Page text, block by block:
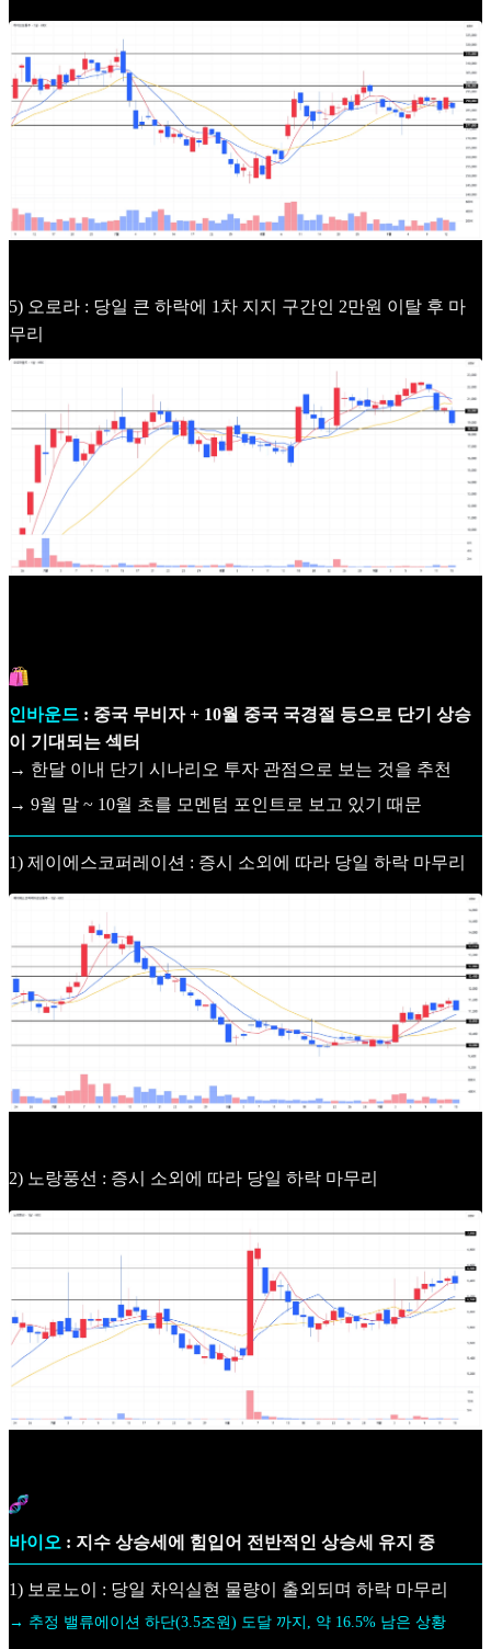
5) 오로라 : 당일 큰 하락에 1차 지지 구간인 2만원 이탈 후 마
무리
인바운드 : 중국 무비자 + 10월 중국 국경절 등으로 단기 상승
이 기대되는 섹터
→ 한달 이내 단기 시나리오 투자 관점으로 보는 것을 추천
→ 9월 말 ~ 10월 초를 모멘텀 포인트로 보고 있기 때문
1) 제이에스코퍼레이션 : 증시 소외에 따라 당일 하락 마무리
2) 노랑풍선 : 증시 소외에 따라 당일 하락 마무리
바이오 : 지수 상승세에 힘입어 전반적인 상승세 유지 중
1) 보로노이 : 당일 차익실현 물량이 출외되며 하락 마무리
→ 추정 밸류에이션 하단(3.5조원) 도달 까지, 약 16.5% 남은 상황